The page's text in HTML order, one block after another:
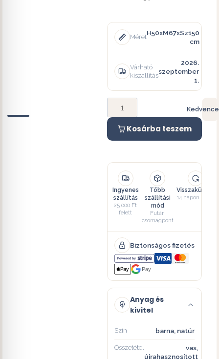
Méret
H50xM67xSz150
cm
Várható
kiszállítás
2026.
szeptember
1.
Kosárba teszem
Ingyenes
szállítás
25 000 Ft
felett
Több
szállítási
mód
Futár,
csomagpont
Visszaküldés
14 napon belül
Biztonságos fizetés
Pay
Anyag és
kivitel
Szín barna, natúr
Összetétel
vas,
újrahasznosított